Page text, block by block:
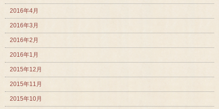
2016年4月
2016年3月
2016年2月
2016年1月
2015年12月
2015年11月
2015年10月